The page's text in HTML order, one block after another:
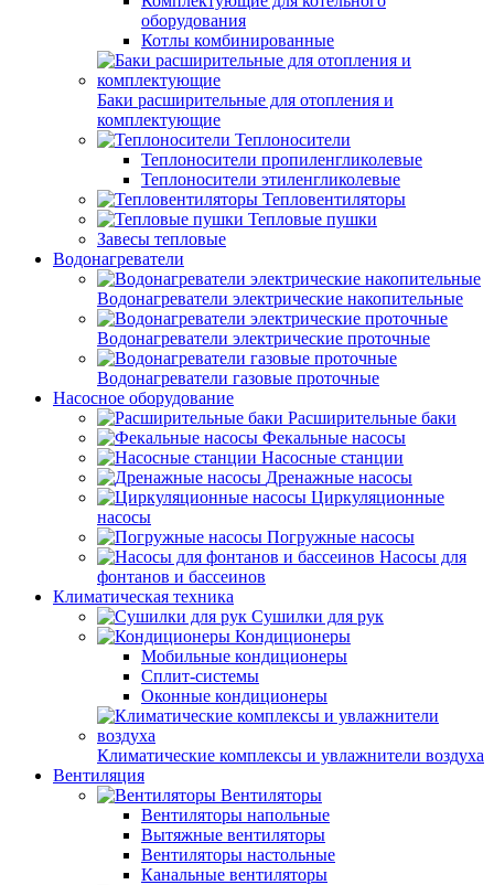
оборудования
Котлы комбинированные
Баки расширительные для отопления и
комплектующие
Теплоносители
Теплоносители пропиленгликолевые
Теплоносители этиленгликолевые
Тепловентиляторы
Тепловые пушки
Завесы тепловые
Водонагреватели
Водонагреватели электрические накопительные
Водонагреватели электрические проточные
Водонагреватели газовые проточные
Насосное оборудование
Расширительные баки
Фекальные насосы
Насосные станции
Дренажные насосы
Циркуляционные
насосы
Погружные насосы
Насосы для
фонтанов и бассеинов
Климатическая техника
Сушилки для рук
Кондиционеры
Мобильные кондиционеры
Сплит-системы
Оконные кондиционеры
Климатические комплексы и увлажнители воздуха
Вентиляция
Вентиляторы
Вентиляторы напольные
Вытяжные вентиляторы
Вентиляторы настольные
Канальные вентиляторы